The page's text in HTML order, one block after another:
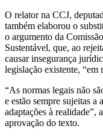
O relator na CCJ,
também elaborou o
o argumento da
Sustentável, que, ao
causar insegurança
legislação existente, “em
“As normas legais não
e estão sempre sujeitas a
adaptações à realidade”,
aprovação do texto.